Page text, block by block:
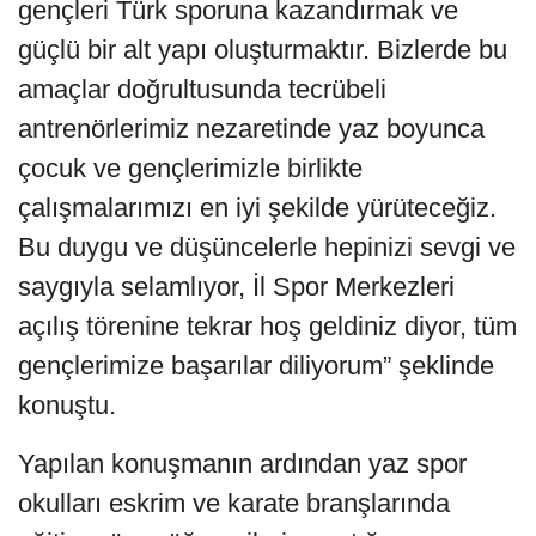
gençleri Türk sporuna kazandırmak ve
güçlü bir alt yapı oluşturmaktır. Bizlerde bu
amaçlar doğrultusunda tecrübeli
antrenörlerimiz nezaretinde yaz boyunca
çocuk ve gençlerimizle birlikte
çalışmalarımızı en iyi şekilde yürüteceğiz.
Bu duygu ve düşüncelerle hepinizi sevgi ve
saygıyla selamlıyor, İl Spor Merkezleri
açılış törenine tekrar hoş geldiniz diyor, tüm
gençlerimize başarılar diliyorum” şeklinde
konuştu.
Yapılan konuşmanın ardından yaz spor
okulları eskrim ve karate branşlarında